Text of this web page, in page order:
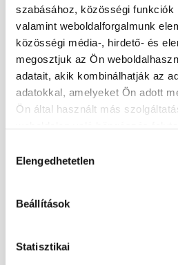
szabásához, közösségi funkciók
valamint weboldalforgalmunk
közösségi média-, hirdető- és
megosztjuk az Ön
adatait, akik kombinálhatják az
adatokkal, amelyeket Ön adott
Ön által használt más
kiválasztása
Elengedhetetlen
Beállítások
Statisztikai
H K Sz Cs
27 28 29 30
3
4 5 6
10
11 12 13
17
18 19 20
24
25 26 27
31
1 2 3
MAKRO MANIKŰR, PRECÍZIÓS
MANIKŰRÖS ÉS
MANIKŰRÖS ÉS